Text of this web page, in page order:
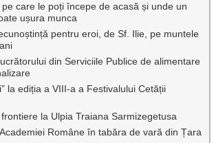
care le poți începe de acasă și unde un
ușura munca
pentru eroi, de Sf. Ilie, pe muntele
din Serviciile Publice de alimentare
la ediția a VIII-a a Festivalului Cetății
la Ulpia Traiana Sarmizegetusa
Române în tabăra de vară din Țara